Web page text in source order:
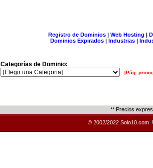
Registro de Dominios| Web Hosting |
Dominios Expirados | Industrias |
Categorías de Dominio:
[Pág.
** Precios
© 2002/2022 Solo10.com